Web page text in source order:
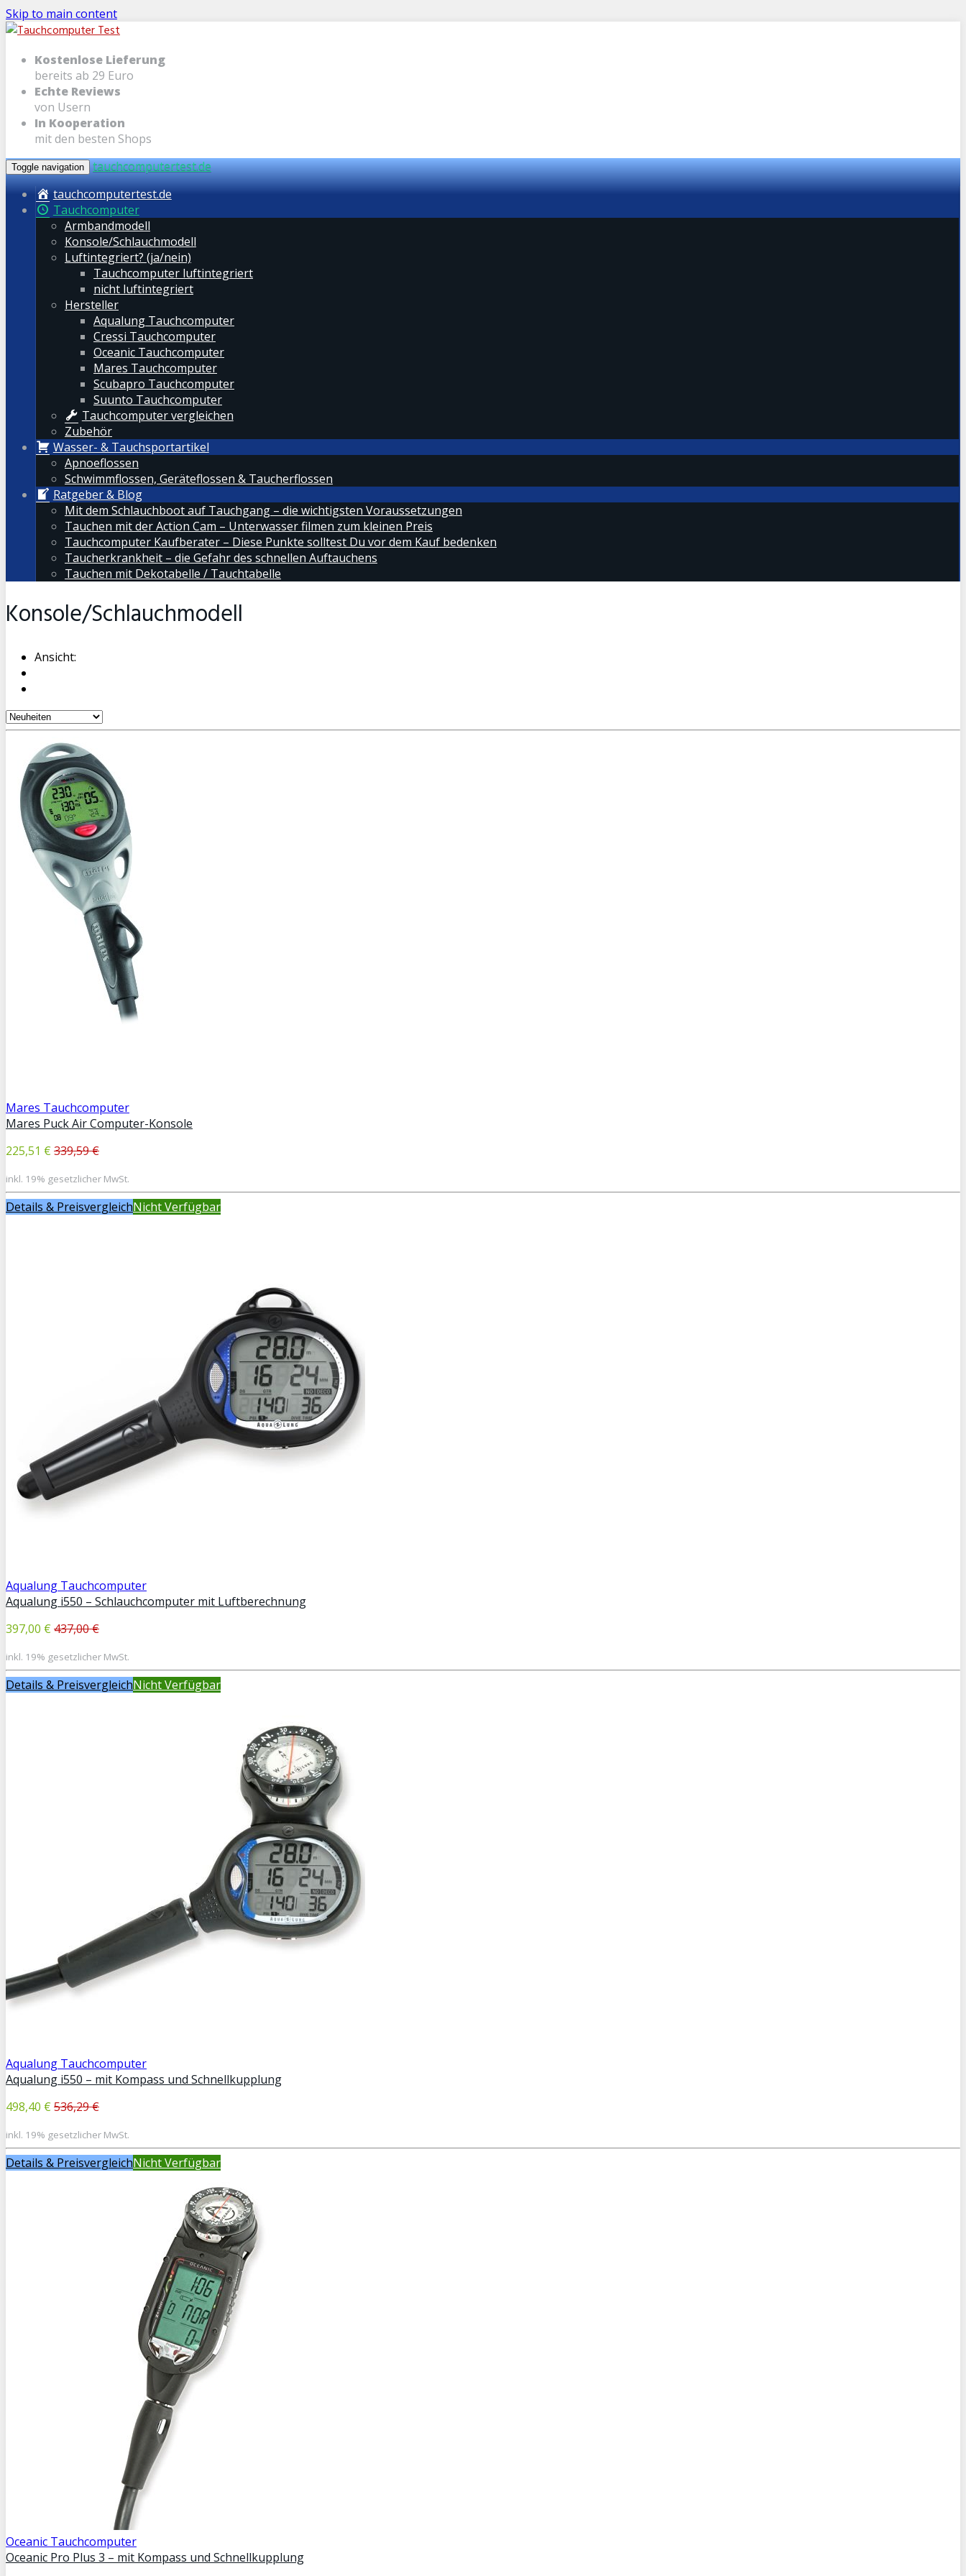
Skip to main content
Kostenlose Lieferung
bereits ab 29 Euro
Echte Reviews
von Usern
In Kooperation
mit den besten Shops
Toggle navigation
tauchcomputertest.de
tauchcomputertest.de
Tauchcomputer
Armbandmodell
Konsole/Schlauchmodell
Luftintegriert? (ja/nein)
Tauchcomputer luftintegriert
nicht luftintegriert
Hersteller
Aqualung Tauchcomputer
Cressi Tauchcomputer
Oceanic Tauchcomputer
Mares Tauchcomputer
Scubapro Tauchcomputer
Suunto Tauchcomputer
Tauchcomputer vergleichen
Zubehör
Wasser- & Tauchsportartikel
Apnoeflossen
Schwimmflossen, Geräteflossen & Taucherflossen
Ratgeber & Blog
Mit dem Schlauchboot auf Tauchgang – die wichtigsten Voraussetzungen
Tauchen mit der Action Cam – Unterwasser filmen zum kleinen Preis
Tauchcomputer Kaufberater – Diese Punkte solltest Du vor dem Kauf bedenken
Taucherkrankheit – die Gefahr des schnellen Auftauchens
Tauchen mit Dekotabelle / Tauchtabelle
Konsole/Schlauchmodell
Ansicht:
Mares Tauchcomputer
Mares Puck Air Computer-Konsole
225,51 € 339,59 €
inkl. 19% gesetzlicher MwSt.
Details & PreisvergleichNicht Verfügbar
Aqualung Tauchcomputer
Aqualung i550 – Schlauchcomputer mit Luftberechnung
397,00 € 437,00 €
inkl. 19% gesetzlicher MwSt.
Details & PreisvergleichNicht Verfügbar
Aqualung Tauchcomputer
Aqualung i550 – mit Kompass und Schnellkupplung
498,40 € 536,29 €
inkl. 19% gesetzlicher MwSt.
Details & PreisvergleichNicht Verfügbar
Oceanic Tauchcomputer
Oceanic Pro Plus 3 – mit Kompass und Schnellkupplung